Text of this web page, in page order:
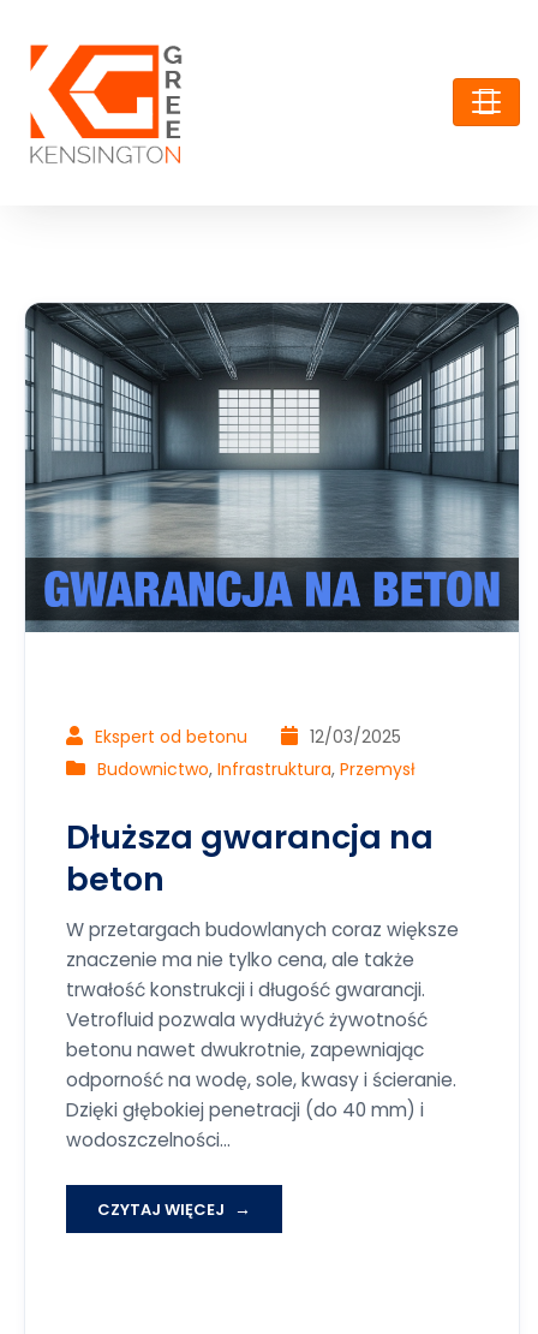
Ekspert od betonu
12/03/2025
Budownictwo, Infrastruktura, Przemysł
Dłuższa gwarancja na
beton
W przetargach budowlanych coraz większe
znaczenie ma nie tylko cena, ale także
trwałość konstrukcji i długość gwarancji.
Vetrofluid pozwala wydłużyć żywotność
betonu nawet dwukrotnie, zapewniając
odporność na wodę, sole, kwasy i ścieranie.
Dzięki głębokiej penetracji (do 40 mm) i
wodoszczelności…